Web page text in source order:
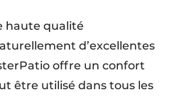
haute qualité
d’excellentes
offre un confort
être utilisé dans tous les